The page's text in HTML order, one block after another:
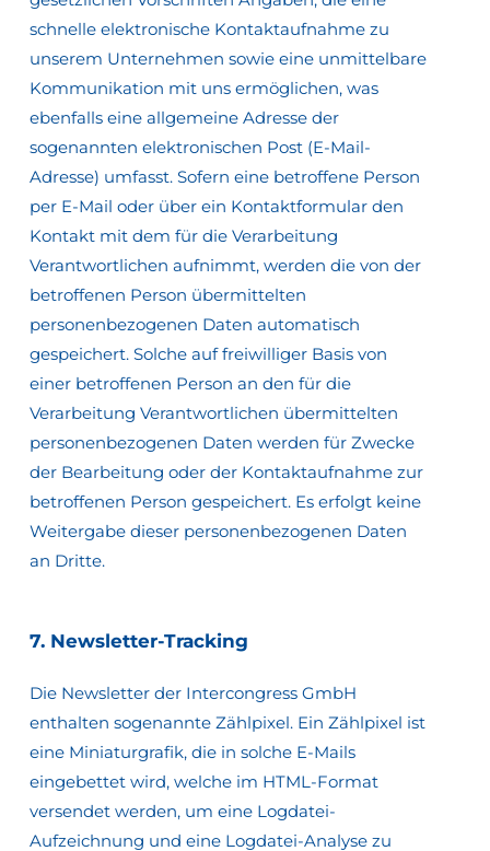
schnelle elektronische Kontaktaufnahme zu
unserem Unternehmen sowie eine unmittelbare
Kommunikation mit uns ermöglichen, was
ebenfalls eine allgemeine Adresse der
sogenannten elektronischen Post (E-Mail-
Adresse) umfasst. Sofern eine betroffene Person
per E-Mail oder über ein Kontaktformular den
Kontakt mit dem für die Verarbeitung
Verantwortlichen aufnimmt, werden die von der
betroffenen Person übermittelten
personenbezogenen Daten automatisch
gespeichert. Solche auf freiwilliger Basis von
einer betroffenen Person an den für die
Verarbeitung Verantwortlichen übermittelten
personenbezogenen Daten werden für Zwecke
der Bearbeitung oder der Kontaktaufnahme zur
betroffenen Person gespeichert. Es erfolgt keine
Weitergabe dieser personenbezogenen Daten
an Dritte.
7. Newsletter-Tracking
Die Newsletter der Intercongress GmbH
enthalten sogenannte Zählpixel. Ein Zählpixel ist
eine Miniaturgrafik, die in solche E-Mails
eingebettet wird, welche im HTML-Format
versendet werden, um eine Logdatei-
Aufzeichnung und eine Logdatei-Analyse zu